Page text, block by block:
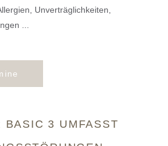
Unverträglichkeiten,
...
BASIC 3 UMFASST